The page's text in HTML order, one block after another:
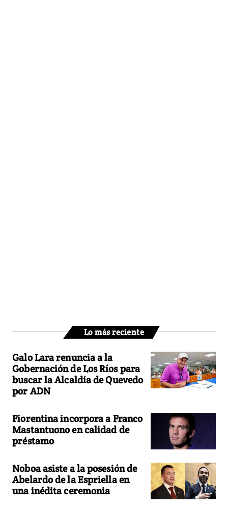
Lo más reciente
Galo Lara renuncia a la
Gobernación de Los Ríos para
buscar la Alcaldía de Quevedo
por ADN
Fiorentina incorpora a Franco
Mastantuono en calidad de
préstamo
Noboa asiste a la posesión de
Abelardo de la Espriella en
una inédita ceremonia